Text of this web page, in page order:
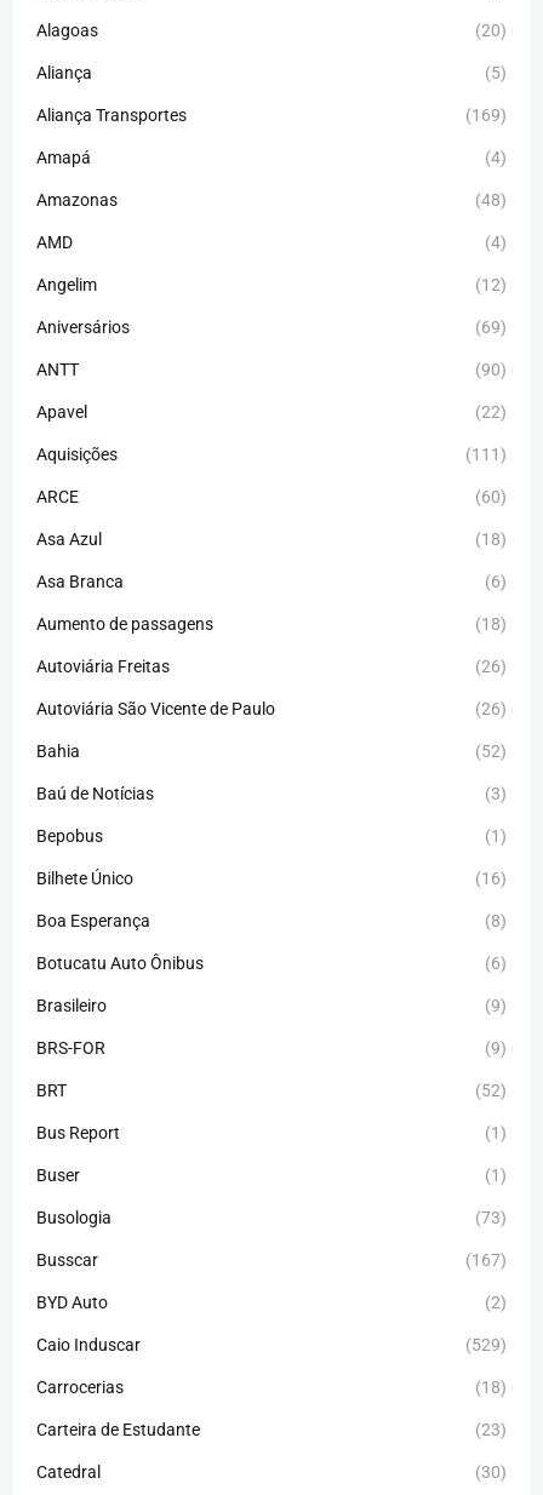
Alagoas (20)
Aliança (5)
Aliança Transportes (169)
Amapá (4)
Amazonas (48)
AMD (4)
Angelim (12)
Aniversários (69)
ANTT (90)
Apavel (22)
Aquisições (111)
ARCE (60)
Asa Azul (18)
Asa Branca (6)
Aumento de passagens (18)
Autoviária Freitas (26)
Autoviária São Vicente de Paulo (26)
Bahia (52)
Baú de Notícias (3)
Bepobus (1)
Bilhete Único (16)
Boa Esperança (8)
Botucatu Auto Ônibus (6)
Brasileiro (9)
BRS-FOR (9)
BRT (52)
Bus Report (1)
Buser (1)
Busologia (73)
Busscar (167)
BYD Auto (2)
Caio Induscar (529)
Carrocerias (18)
Carteira de Estudante (23)
Catedral (30)